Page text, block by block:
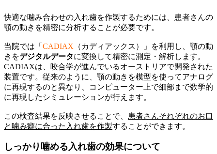
快適な噛み合わせの入れ歯を作製するためには、患者さんの
顎の動きを精密に分析することが必要です。
当院では「 CADIAX （カディアックス）」を利用し、顎の動
きをデジタルデータに変換して精密に測定・解析します。
CADIAXは、咬合学が進んでいるオーストリアで開発された
装置です。従来のように、顎の動きを模型を使ってアナログ
に再現するのと異なり、コンピューター上で細部まで数学的
に再現したシミュレーションが行えます。
この検査結果を反映させることで、 患者さんそれぞれのお口
と噛み癖に合った入れ歯を作製することができます。
しっかり噛める入れ歯の効果について